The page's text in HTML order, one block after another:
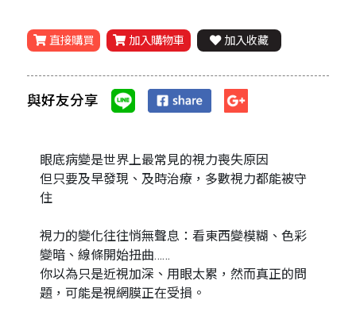
直接購買 加入購物車 加入收藏
與好友分享
眼底病變是世界上最常見的視力喪失原因
但只要及早發現、及時治療，多數視力都能被守
住
視力的變化往往悄無聲息：看東西變模糊、色彩
變暗、線條開始扭曲……
你以為只是近視加深、用眼太累，然而真正的問
題，可能是視網膜正在受損。